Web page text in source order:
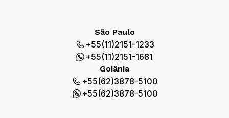
São Paulo
+55(11)2151-1233
+55(11)2151-1681
Goiânia
+55(62)3878-5100
+55(62)3878-5100